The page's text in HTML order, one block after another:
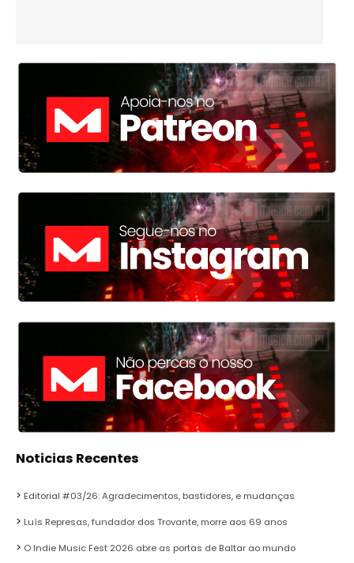
Noticias Recentes
Editorial #03/26: Agradecimentos, bastidores, e mudanças
Luís Represas, fundador dos Trovante, morre aos 69 anos
O Indie Music Fest 2026 abre as portas de Baltar ao mundo